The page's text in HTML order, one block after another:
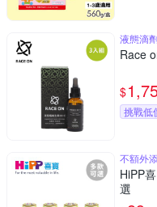
液態滴
Race
$
挑戰低
不額外
HiPP
選